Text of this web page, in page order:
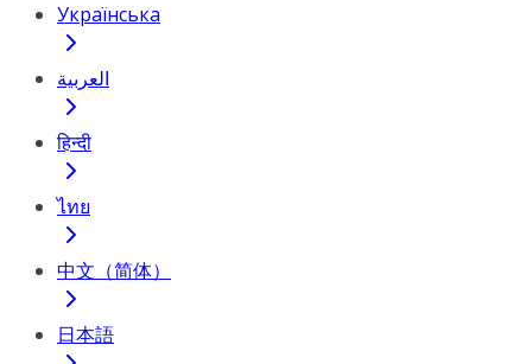
Українська
العربية
हिन्दी
ไทย
中文（简体）
日本語